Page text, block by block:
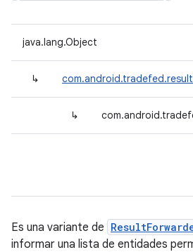
java.lang.Object
↳
↳
Es una variante de
informar una lista de entidades